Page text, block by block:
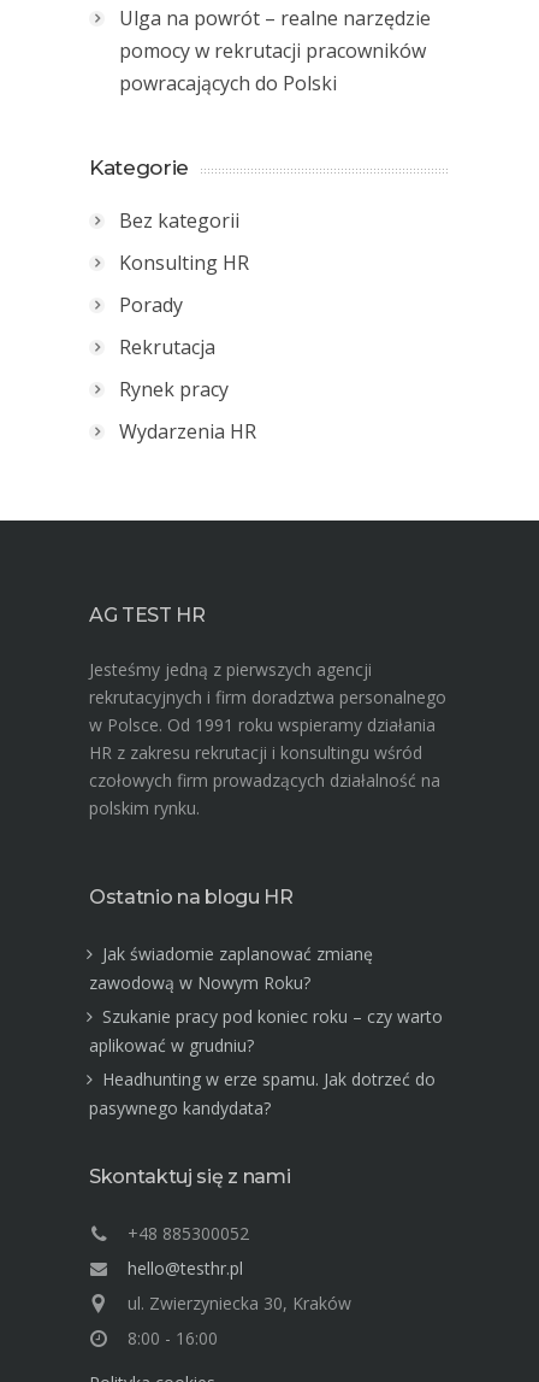
Ulga na powrót – realne narzędzie
pomocy w rekrutacji pracowników
powracających do Polski
Kategorie
Bez kategorii
Konsulting HR
Porady
Rekrutacja
Rynek pracy
Wydarzenia HR
AG TEST HR
Jesteśmy jedną z pierwszych agencji
rekrutacyjnych i firm doradztwa personalnego
w Polsce. Od 1991 roku wspieramy działania
HR z zakresu rekrutacji i konsultingu wśród
czołowych firm prowadzących działalność na
polskim rynku.
Ostatnio na blogu HR
Jak świadomie zaplanować zmianę
zawodową w Nowym Roku?
Szukanie pracy pod koniec roku – czy warto
aplikować w grudniu?
Headhunting w erze spamu. Jak dotrzeć do
pasywnego kandydata?
Skontaktuj się z nami
+48 885300052
hello@testhr.pl
ul. Zwierzyniecka 30, Kraków
8:00 - 16:00